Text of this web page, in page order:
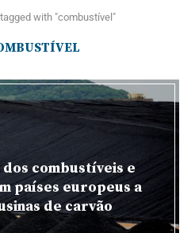
with "combustível"
combustíveis e
países europeus a
de carvão